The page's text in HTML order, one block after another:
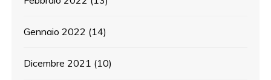
Gennaio 2022 (14)
Dicembre 2021 (10)